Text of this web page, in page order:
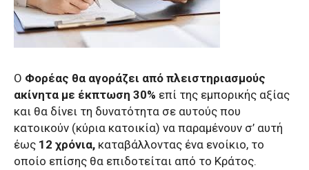
Ο Φορέας θα αγοράζει από πλειστηριασμούς
ακίνητα με έκπτωση 30% επί της εμπορικής αξίας
και θα δίνει τη δυνατότητα σε αυτούς που
κατοικούν (κύρια κατοικία) να παραμένουν σ’ αυτή
έως 12 χρόνια, καταβάλλοντας ένα ενοίκιο, το
οποίο επίσης θα επιδοτείται από το Κράτος.